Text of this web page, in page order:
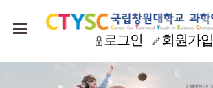
로그인 회원가입